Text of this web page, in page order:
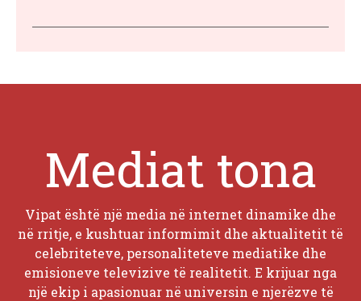
Mediat tona
Vipat është një media në internet dinamike dhe
në rritje, e kushtuar informimit dhe aktualitetit të
celebriteteve, personaliteteve mediatike dhe
emisioneve televizive të realitetit. E krijuar nga
një ekip i apasionuar në universin e njerëzve të